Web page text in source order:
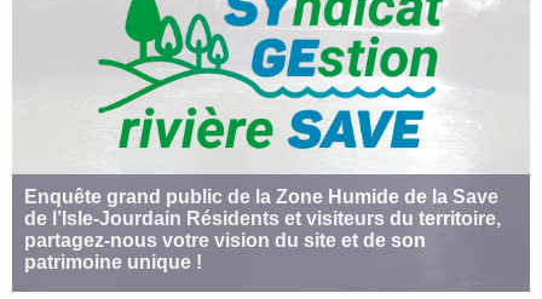
Enquête grand public de la Zone Humide de la Save
de l’Isle-Jourdain Résidents et visiteurs du territoire,
partagez-nous votre vision du site et de son
patrimoine unique !